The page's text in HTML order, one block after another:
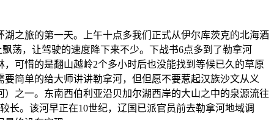
湖之旅的第一天。上午十点多我们正式从伊尔库茨克的北海酒
荡，让驾驶的速度降下来不少。下战书6点多到了勒拿河
可惜的是翻山越岭2个多小时后也没能找到等候已久的草原
简单的给大师讲讲勒拿河，但但愿不要惹起汉族沙文从义
之一。东南西伯利亚沿贝加尔湖西岸的大山之中的泉源流往
长。该河早正在10世纪，辽国已派官员前去勒拿河地域调